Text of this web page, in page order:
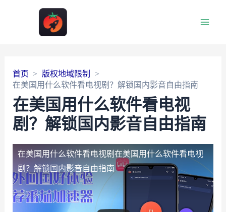
首页
版权地域限制
在美国用什么软件看电视剧？解锁国内影音自由指南
在美国用什么软件看电视
剧？解锁国内影音自由指南
在美国用什么软件看电视剧 在美国用什么软件看电视
剧？解锁国内影音自由指南